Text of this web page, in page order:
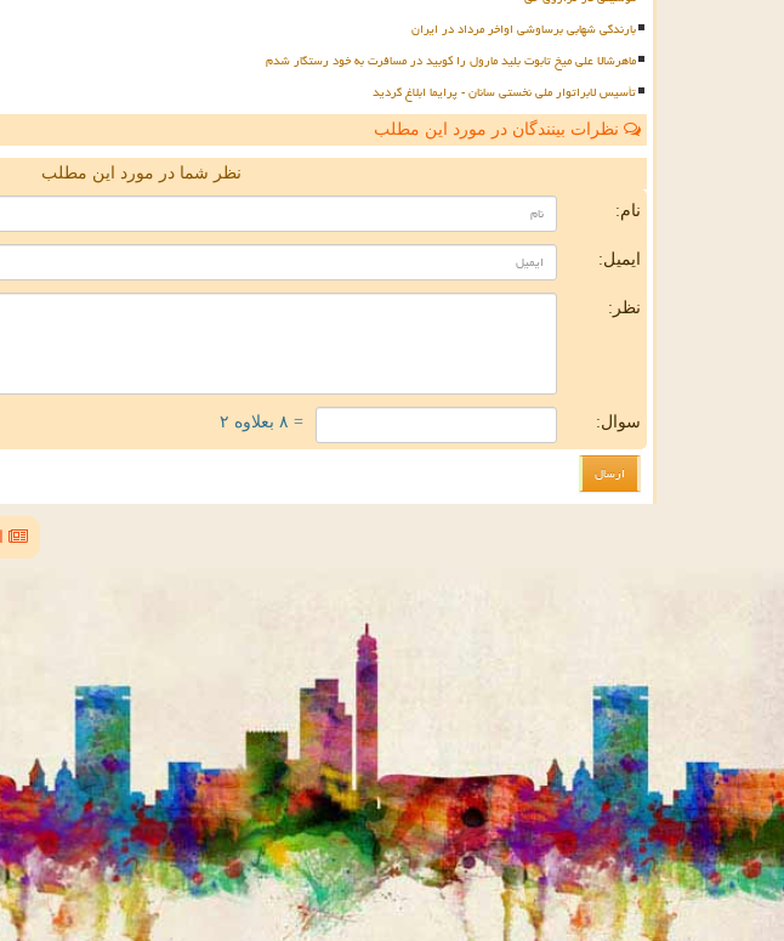
بارندگی شهابی برساوشی اواخر مرداد در ایران
ماهرشالا علی میخ تابوت بلید مارول را کوبید در مسافرت به خود رستگار شدم
تأسیس لابراتوار ملی نخستی سانان - پرایما ابلاغ گردید
نظرات بینندگان در مورد این مطلب
نظر شما در مورد این مطلب
نام:
ایمیل:
نظر:
سوال: = ۸ بعلاوه ۲